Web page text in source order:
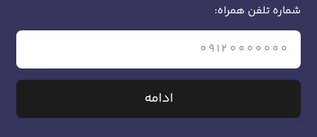
شماره تلفن همراه:
ادامه